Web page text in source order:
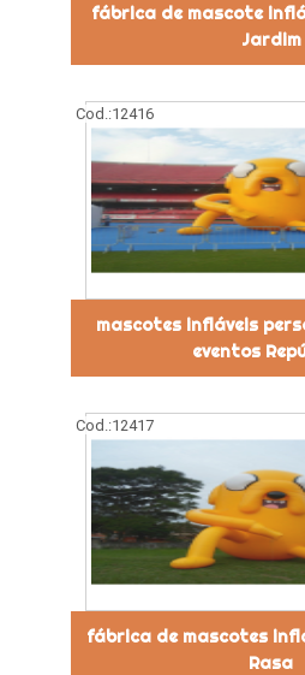
fábrica de mascote
Jardim
Cod.:12416
mascotes infláveis
eventos
Cod.:12417
fábrica de mascotes
Rasa